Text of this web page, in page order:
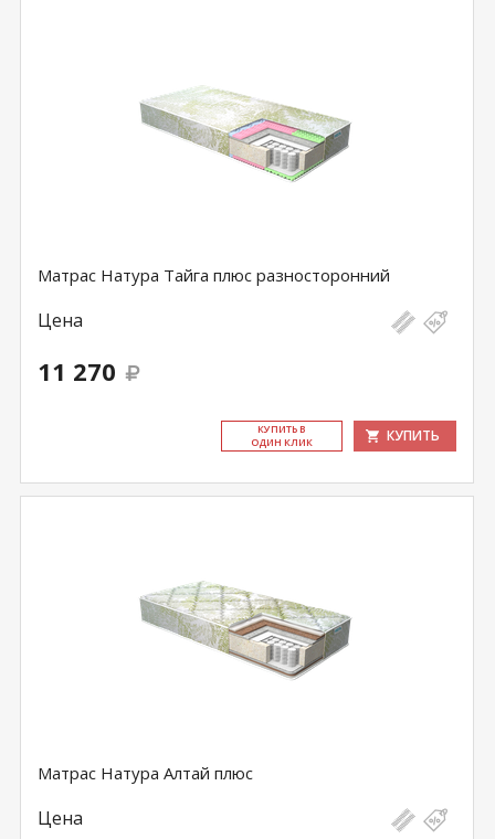
Матрас Натура Тайга плюс разносторонний
Цена
11 270
КУ­ПИТЬ В
ОДИН КЛИК
КУПИТЬ
Матрас Натура Алтай плюс
Цена